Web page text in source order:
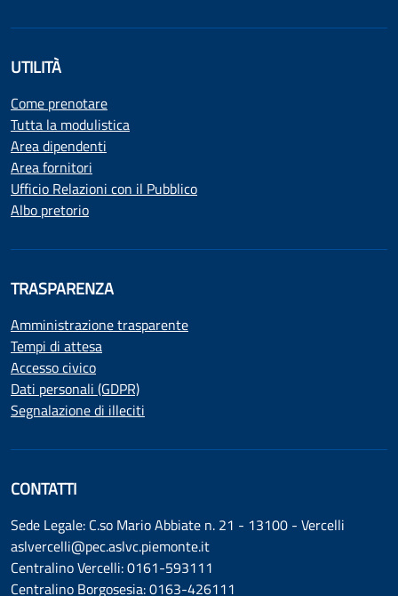
UTILITÀ
Come prenotare
Tutta la modulistica
Area dipendenti
Area fornitori
Ufficio Relazioni con il Pubblico
Albo pretorio
TRASPARENZA
Amministrazione trasparente
Tempi di attesa
Accesso civico
Dati personali (GDPR)
Segnalazione di illeciti
CONTATTI
Sede Legale: C.so Mario Abbiate n. 21 - 13100 - Vercelli
aslvercelli@pec.aslvc.piemonte.it
Centralino Vercelli: 0161-593111
Centralino Borgosesia: 0163-426111